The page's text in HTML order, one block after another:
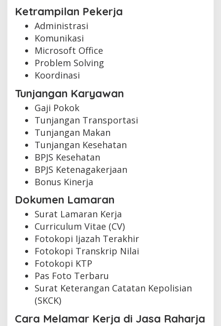
Ketrampilan Pekerja
Administrasi
Komunikasi
Microsoft Office
Problem Solving
Koordinasi
Tunjangan Karyawan
Gaji Pokok
Tunjangan Transportasi
Tunjangan Makan
Tunjangan Kesehatan
BPJS Kesehatan
BPJS Ketenagakerjaan
Bonus Kinerja
Dokumen Lamaran
Surat Lamaran Kerja
Curriculum Vitae (CV)
Fotokopi Ijazah Terakhir
Fotokopi Transkrip Nilai
Fotokopi KTP
Pas Foto Terbaru
Surat Keterangan Catatan Kepolisian
(SKCK)
Cara Melamar Kerja di Jasa Raharja